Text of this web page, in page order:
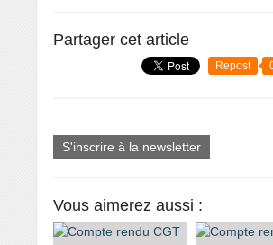
Partager cet article
Repost
S'inscrire à la newsletter
Vous aimerez aussi :